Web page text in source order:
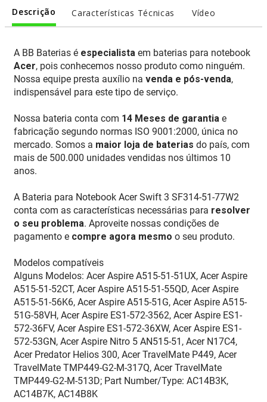
Descrição Características Técnicas Vídeo
A BB Baterias é especialista em baterias para notebook
Acer, pois conhecemos nosso produto como ninguém.
Nossa equipe presta auxílio na venda e pós-venda,
indispensável para este tipo de serviço.
Nossa bateria conta com 14 Meses de garantia e
fabricação segundo normas ISO 9001:2000, única no
mercado. Somos a maior loja de baterias do país, com
mais de 500.000 unidades vendidas nos últimos 10
anos.
A Bateria para Notebook Acer Swift 3 SF314-51-77W2
conta com as características necessárias para resolver
o seu problema. Aproveite nossas condições de
pagamento e compre agora mesmo o seu produto.
Modelos compatíveis
Alguns Modelos: Acer Aspire A515-51-51UX, Acer Aspire
A515-51-52CT, Acer Aspire A515-51-55QD, Acer Aspire
A515-51-56K6, Acer Aspire A515-51G, Acer Aspire A515-
51G-58VH, Acer Aspire ES1-572-3562, Acer Aspire ES1-
572-36FV, Acer Aspire ES1-572-36XW, Acer Aspire ES1-
572-53GN, Acer Aspire Nitro 5 AN515-51, Acer N17C4,
Acer Predator Helios 300, Acer TravelMate P449, Acer
TravelMate TMP449-G2-M-317Q, Acer TravelMate
TMP449-G2-M-513D; Part Number/Type: AC14B3K,
AC14B7K, AC14B8K